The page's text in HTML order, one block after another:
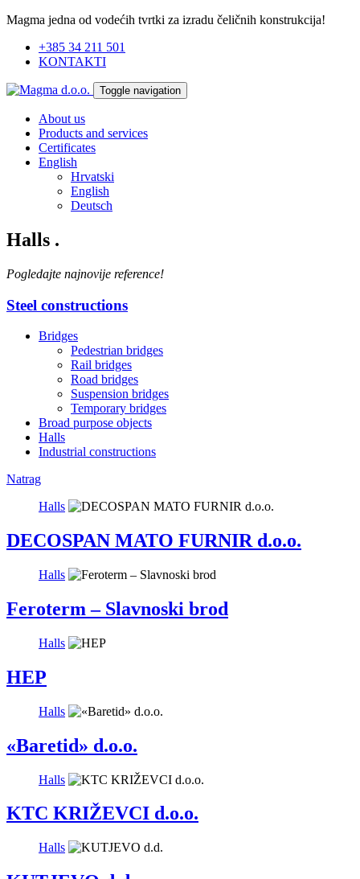
Magma jedna od vodećih tvrtki za izradu čeličnih konstrukcija!
+385 34 211 501
KONTAKTI
Toggle navigation
About us
Products and services
Certificates
English
Hrvatski
English
Deutsch
Halls .
Pogledajte najnovije reference!
Steel constructions
Bridges
Pedestrian bridges
Rail bridges
Road bridges
Suspension bridges
Temporary bridges
Broad purpose objects
Halls
Industrial constructions
Natrag
Halls
DECOSPAN MATO FURNIR d.o.o.
Halls
Feroterm – Slavnoski brod
Halls
HEP
Halls
«Baretid» d.o.o.
Halls
KTC KRIŽEVCI d.o.o.
Halls